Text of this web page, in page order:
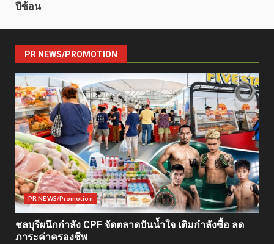
ปีซ้อน
PR NEWS/PROMOTION
PR NEWS/Promotion
ชลบุรีผนึกกำลัง CPF จัดตลาดปันน้ำใจ เติมกำลังซื้อ ลด
ภาระค่าครองชีพ